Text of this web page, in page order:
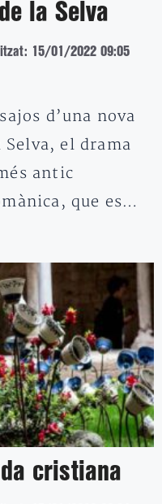
la Selva
15/01/2022 09:05
d’una nova
el drama
antic
que es…
cristiana